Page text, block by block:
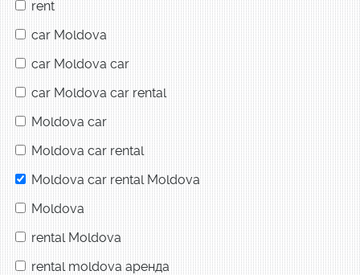
rent
car Moldova
car Moldova car
car Moldova car rental
Moldova car
Moldova car rental
Moldova car rental Moldova
Moldova
rental Moldova
rental moldova аренда